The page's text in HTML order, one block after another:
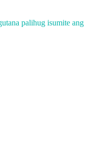
palihug isumite ang